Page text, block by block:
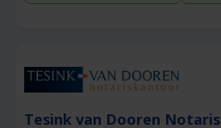
Tesink van Dooren Notaris